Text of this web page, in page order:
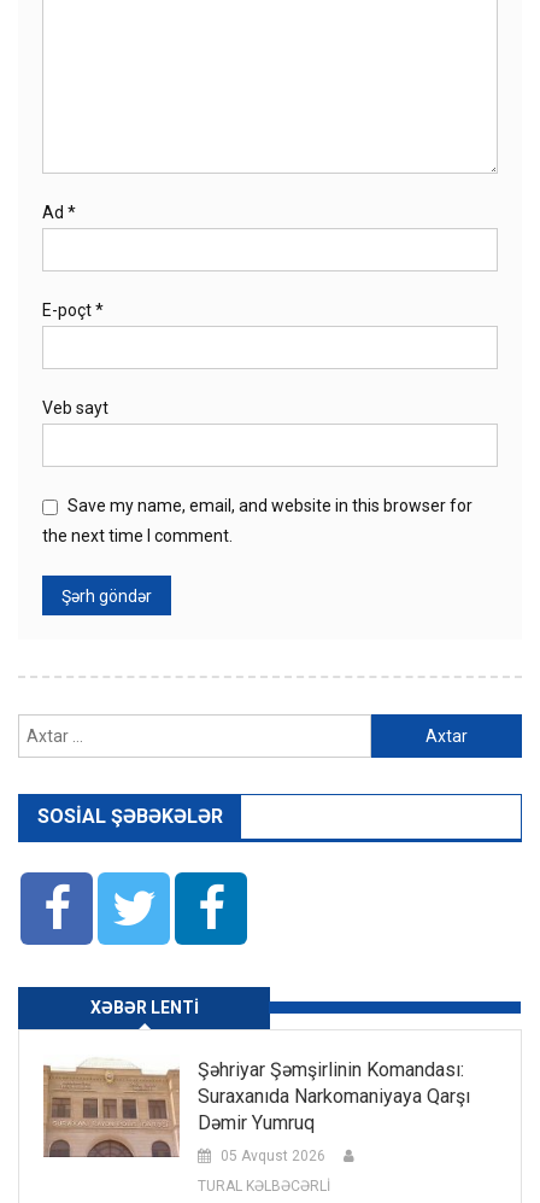
Ad *
E-poçt*
Veb sayt
Save my name, email, and website in this browser for
the next time I comment.
SOSIAL ŞƏBƏKƏLƏR
XƏBƏR LENTI
Şəhriyar Şəmşirlinin Komandası:
Suraxanıda Narkomaniyaya Qarşı
Dəmir Yumruq
05 Avqust 2026
TURAL KƏLBƏCƏRLİ